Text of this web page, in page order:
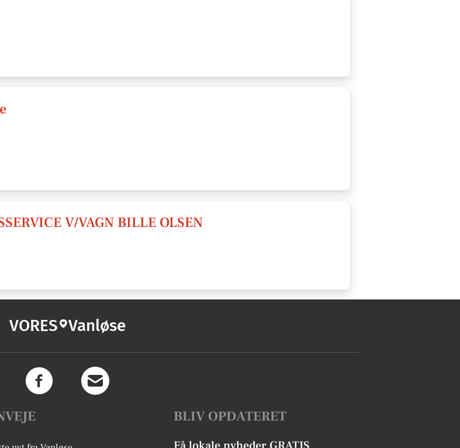
V/VAGN BILLE OLSEN
VORES Vanløse
BLIV OPDATERET